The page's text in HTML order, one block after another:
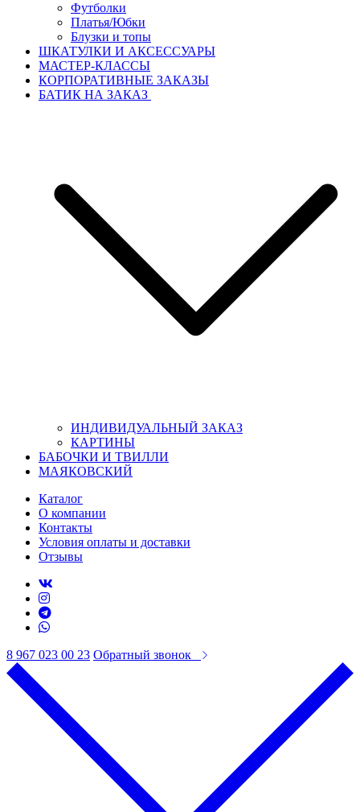
Футболки
Платья/Юбки
Блузки и топы
ШКАТУЛКИ И АКСЕССУАРЫ
МАСТЕР-КЛАССЫ
КОРПОРАТИВНЫЕ ЗАКАЗЫ
БАТИК НА ЗАКАЗ
ИНДИВИДУАЛЬНЫЙ ЗАКАЗ
КАРТИНЫ
БАБОЧКИ И ТВИЛЛИ
МАЯКОВСКИЙ
Каталог
О компании
Контакты
Условия оплаты и доставки
Отзывы
8 967 023 00 23 Обратный звонок